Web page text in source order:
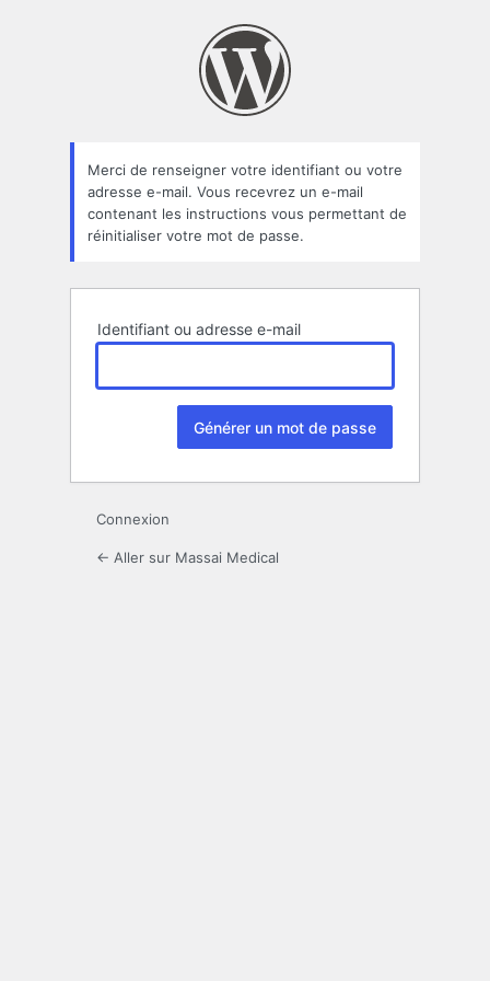
oublié
Merci de renseigner votre identifiant ou votre
adresse e-mail. Vous recevrez un e-mail
contenant les instructions vous permettant de
réinitialiser votre mot de passe.
Identifiant ou adresse e-mail
Connexion
← Aller sur Massai Medical